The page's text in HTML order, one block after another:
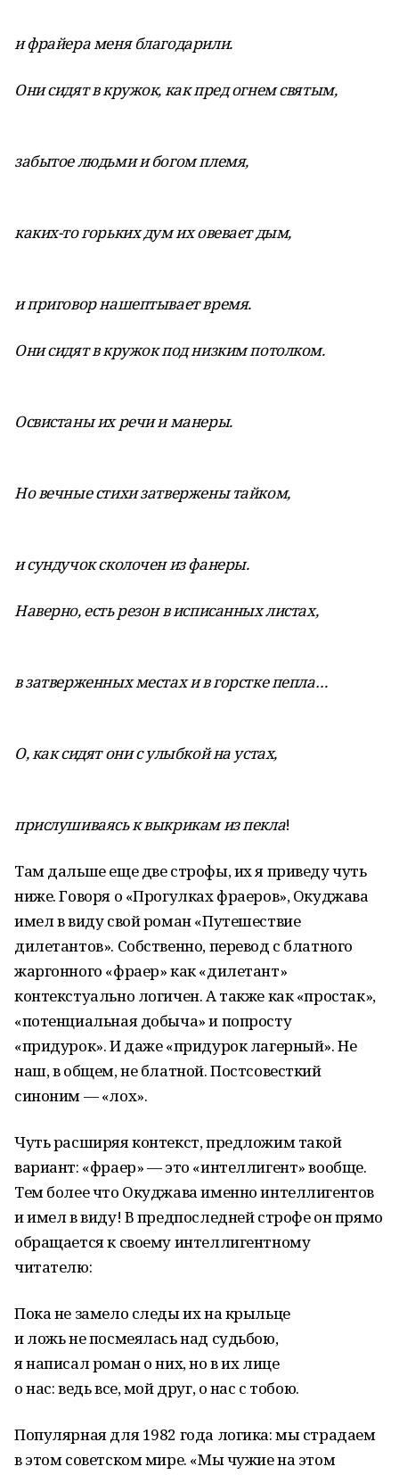
и фрайера меня благодарили.
Они сидят в кружок, как пред огнем святым,
забытое людьми и богом племя,
каких-то горьких дум их овевает дым,
и приговор нашептывает время.
Они сидят в кружок под низким потолком.
Освистаны их речи и манеры.
Но вечные стихи затвержены тайком,
и сундучок сколочен из фанеры.
Наверно, есть резон в исписанных листах,
в затверженных местах и в горстке пепла…
О, как сидят они с улыбкой на устах,
прислушиваясь к выкрикам из пекла!
Там дальше еще две строфы, их я приведу чуть
ниже. Говоря о «Прогулках фраеров», Окуджава
имел в виду свой роман «Путешествие
дилетантов». Собственно, перевод с блатного
жаргонного «фраер» как «дилетант»
контекстуально логичен. А также как «простак»,
«потенциальная добыча» и попросту
«придурок». И даже «придурок лагерный». Не
наш, в общем, не блатной. Постсовесткий
синоним — «лох».
Чуть расширяя контекст, предложим такой
вариант: «фраер» — это «интеллигент» вообще.
Тем более что Окуджава именно интеллигентов
и имел в виду! В предпоследней строфе он прямо
обращается к своему интеллигентному
читателю:
Пока не замело следы их на крыльце
и ложь не посмеялась над судьбою,
я написал роман о них, но в их лице
о нас: ведь все, мой друг, о нас с тобою.
Популярная для 1982 года логика: мы страдаем
в этом советском мире. «Мы чужие на этом